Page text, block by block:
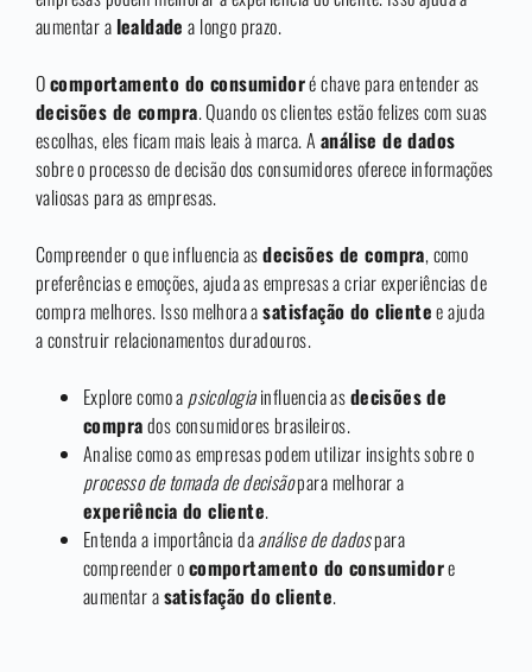
aumentar a lealdade a longo prazo.
Ocomportamento do consumidoré chave para entender as
decisões de compra. Quando os clientes estão felizes com suas
escolhas, eles ficam mais leais à marca. A análise de dados
sobre o processo de decisão dos consumidores oferece informações
valiosas para as empresas.
Compreender o que influencia asdecisões de compra, como
preferências e emoções, ajuda as empresas a criar experiências de
compra melhores. Isso melhora asatisfação do clientee ajuda
a construir relacionamentos duradouros.
Explore como a psicologiainfluencia asdecisões de
comprados consumidores brasileiros.
Analise como as empresas podem utilizar insights sobre o
processo de tomada de decisãopara melhorar a
experiência do cliente.
Entenda a importância daanálise de dadospara
compreender ocomportamento do consumidore
aumentar asatisfação do cliente.